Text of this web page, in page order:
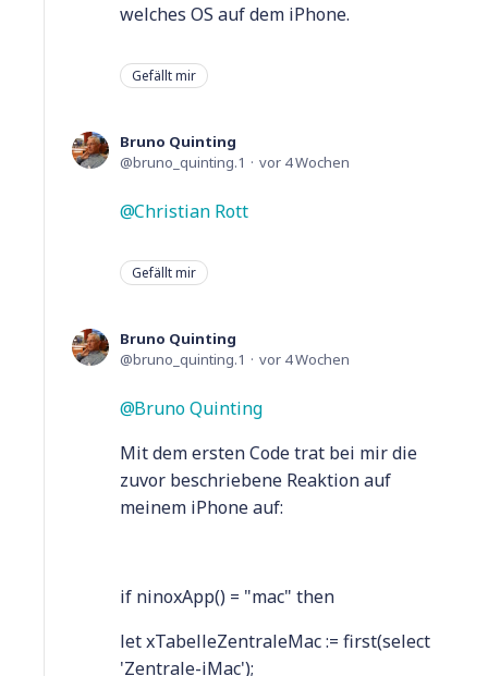
welches OS auf dem iPhone.
Gefällt mir
Bruno Quinting
bruno_quinting.1
vor 4 Wochen
Christian Rott
Gefällt mir
Bruno Quinting
bruno_quinting.1
vor 4 Wochen
Bruno Quinting
Mit dem ersten Code trat bei mir die
zuvor beschriebene Reaktion auf
meinem iPhone auf:
if ninoxApp() = "mac" then
let xTabelleZentraleMac := first(select
'Zentrale-iMac');